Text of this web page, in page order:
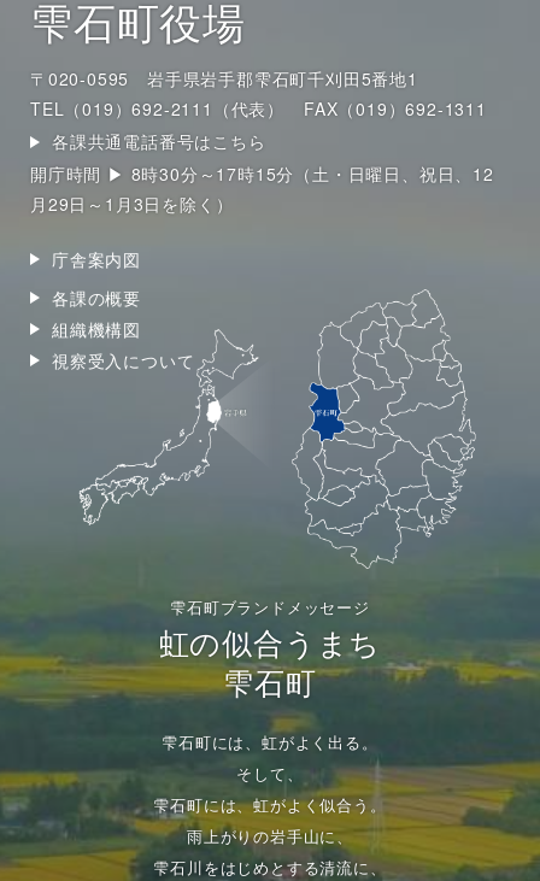
雫石町役場
〒020-0595 岩手県岩手郡雫石町千刈田5番地1
TEL（019）692-2111（代表）
FAX（019）692-1311
各課共通電話番号はこちら
開庁時間 ▶ 8時30分～17時15分（土・日曜日、祝日、12
月29日～1月3日を除く）
庁舎案内図
各課の概要
組織機構図
視察受入について
雫石町ブランドメッセージ
虹の似合うまち
雫石町
雫石町には、虹がよく出る。
そして、
雫石町には、虹がよく似合う。
雨上がりの岩手山に、
雫石川をはじめとする清流に、